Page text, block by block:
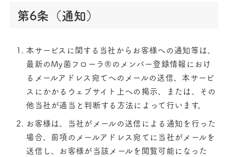
第6条（通知）
本サービスに関する当社からお客様への通知等は、
最新のMy菌フローラ®のメンバー登録情報におけ
るメールアドレス宛てへのメールの送信、本サービ
スにかかるウェブサイト上への掲示、または、その
他当社が適当と判断する方法によって行います。
お客様は、当社がメールの送信による通知を行った
場合、前項のメールアドレス宛てに当社がメールを
送信し、お客様が当該メールを閲覧可能になった